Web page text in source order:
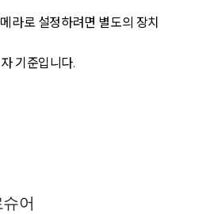
라로 설정하려면 별도의 장치
기준입니다.
어